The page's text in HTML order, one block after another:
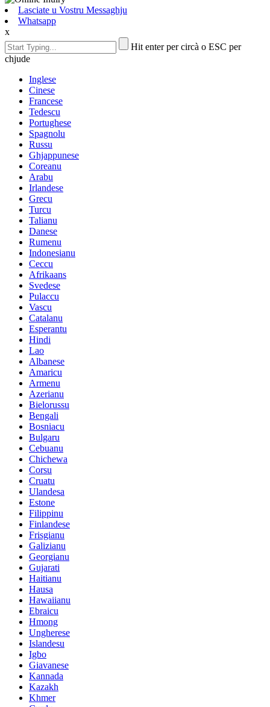
Lasciate u Vostru Messaghju
Whatsapp
x
Hit enter per circà o ESC per
chjude
Inglese
Cinese
Francese
Tedescu
Portughese
Spagnolu
Russu
Ghjappunese
Coreanu
Arabu
Irlandese
Grecu
Turcu
Talianu
Danese
Rumenu
Indonesianu
Ceccu
Afrikaans
Svedese
Pulaccu
Vascu
Catalanu
Esperantu
Hindi
Lao
Albanese
Amaricu
Armenu
Azerianu
Bielorussu
Bengali
Bosniacu
Bulgaru
Cebuanu
Chichewa
Corsu
Cruatu
Ulandesa
Estone
Filippinu
Finlandese
Frisgianu
Galizianu
Georgianu
Gujarati
Haitianu
Hausa
Hawaiianu
Ebraicu
Hmong
Ungherese
Islandesu
Igbo
Giavanese
Kannada
Kazakh
Khmer